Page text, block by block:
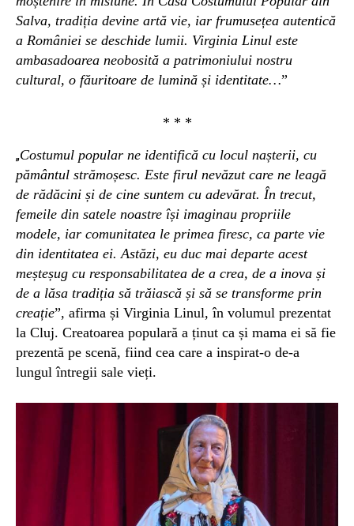
Salva, tradiția devine artă vie, iar frumusețea autentică
a României se deschide lumii. Virginia Linul este
ambasadoarea neobosită a patrimoniului nostru
cultural, o făuritoare de lumină și identitate…”
* * *
„Costumul popular ne identifică cu locul nașterii, cu
pământul strămoșesc. Este firul nevăzut care ne leagă
de rădăcini și de cine suntem cu adevărat. În trecut,
femeile din satele noastre își imaginau propriile
modele, iar comunitatea le primea firesc, ca parte vie
din identitatea ei. Astăzi, eu duc mai departe acest
meșteșug cu responsabilitatea de a crea, de a inova și
de a lăsa tradiția să trăiască și să se transforme prin
creație”, afirma și Virginia Linul, în volumul prezentat
la Cluj. Creatoarea populară a ținut ca și mama ei să fie
prezentă pe scenă, fiind cea care a inspirat-o de-a
lungul întregii sale vieți.